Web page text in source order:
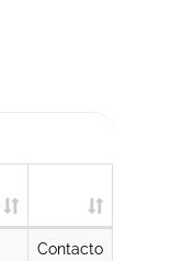
Contacto